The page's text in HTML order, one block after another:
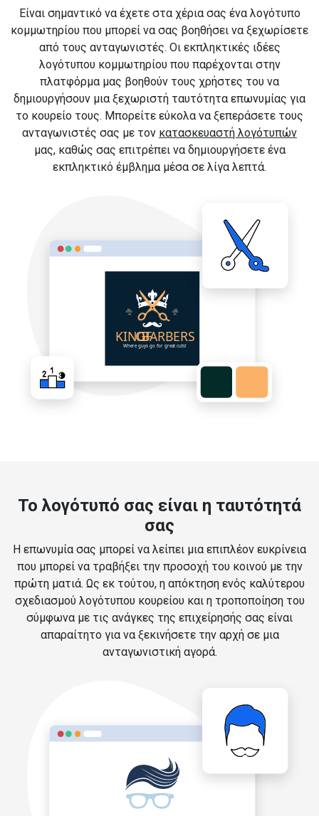
Είναι σημαντικό να έχετε στα χέρια σας ένα λογότυπο
κομμωτηρίου που μπορεί να σας βοηθήσει να ξεχωρίσετε
από τους ανταγωνιστές. Οι εκπληκτικές ιδέες
λογότυπου κομμωτηρίου που παρέχονται στην
πλατφόρμα μας βοηθούν τους χρήστες του να
δημιουργήσουν μια ξεχωριστή ταυτότητα επωνυμίας για
το κουρείο τους. Μπορείτε εύκολα να ξεπεράσετε τους
ανταγωνιστές σας με τον κατασκευαστή λογότυπών
μας, καθώς σας επιτρέπει να δημιουργήσετε ένα
εκπληκτικό έμβλημα μέσα σε λίγα λεπτά.
Το λογότυπό σας είναι η ταυτότητά
σας
Η επωνυμία σας μπορεί να λείπει μια επιπλέον ευκρίνεια
που μπορεί να τραβήξει την προσοχή του κοινού με την
πρώτη ματιά. Ως εκ τούτου, η απόκτηση ενός καλύτερου
σχεδιασμού λογότυπου κουρείου και η τροποποίηση του
σύμφωνα με τις ανάγκες της επιχείρησής σας είναι
απαραίτητο για να ξεκινήσετε την αρχή σε μια
ανταγωνιστική αγορά.